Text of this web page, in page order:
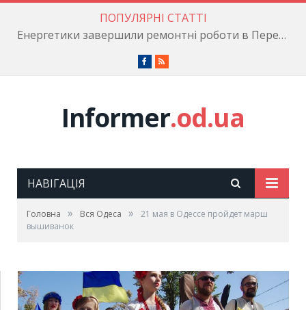
ПОПУЛЯРНІ СТАТТІ
Енергетики завершили ремонтні роботи в Пересипському районі
Facebook
RSS
Informer.od.ua
НАВІГАЦІЯ
Головна » Вся Одеса »
21 мая в Одессе пройдет марш
вышиванок